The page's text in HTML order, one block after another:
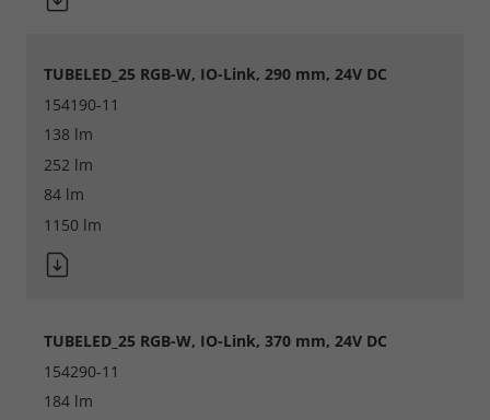
TUBELED_25 RGB-W, IO-Link, 290 mm, 24V DC
154190-11
138 lm
252 lm
84 lm
1150 lm
TUBELED_25 RGB-W, IO-Link, 370 mm, 24V DC
154290-11
184 lm
Required
Marketing